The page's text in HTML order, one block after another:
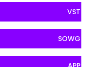
VST
SOWG